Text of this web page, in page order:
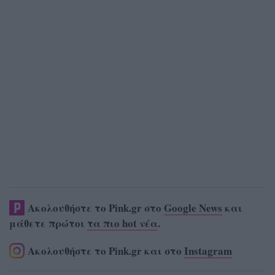
Ακολουθήστε το Pink.gr στο Google News και
μάθετε πρώτοι τα πιο hot νέα.
Ακολουθήστε το Pink.gr και στο Instagram